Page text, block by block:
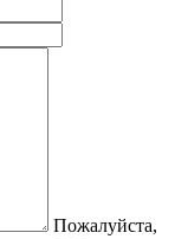
Пожалуйста,